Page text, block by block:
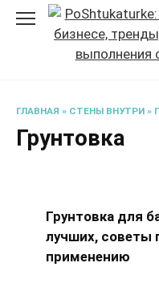
Перейти
содержанию
ГЛАВНАЯ » СТЕНЫ ВНУТРИ »
Грунтовка
Грунтовка для
лучших, советы
применению